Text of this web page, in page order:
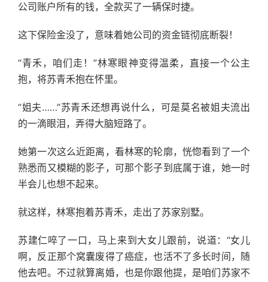
公司账户所有的钱，全款买了一辆保时捷。
这下保险金没了，意味着她公司的资金链彻底断裂！
“青禾，咱们走！”林寒眼神变得温柔，直接一个公主
抱，将苏青禾抱在怀里。
“姐夫……”苏青禾还想再说什么，可是莫名被姐夫流出
的一滴眼泪，弄得大脑短路了。
她第一次这么近距离，看林寒的轮廓，恍惚看到了一个
熟悉而又模糊的影子，可那个影子到底属于谁，她一时
半会儿也想不起来。
就这样，林寒抱着苏青禾，走出了苏家别墅。
苏建仁啐了一口，马上来到大女儿跟前，说道：“女儿
啊，反正那个窝囊废得了癌症，也活不了多长时间，随
他去吧。不过就算离婚，也是你跟他提，是咱们苏家不